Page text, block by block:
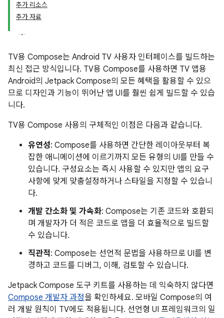
추가 리소스
추가 자료
TV용 Compose는 Android TV 사용자 인터페이스를 빌드하는
최신 접근 방식입니다. TV용 Compose를 사용하면 TV 앱용
Android의 Jetpack Compose의 모든 혜택을 활용할 수 있으
므로 디자인과 기능이 뛰어난 앱 UI를 훨씬 쉽게 빌드할 수 있습
니다.
TV용 Compose 사용의 구체적인 이점은 다음과 같습니다.
유연성: Compose를 사용하면 간단한 레이아웃부터 복
잡한 애니메이션에 이르기까지 모든 유형의 UI를 만들 수
있습니다. 구성요소는 즉시 사용할 수 있지만 앱의 요구
사항에 맞게 맞춤설정하거나 스타일을 지정할 수 있습니
다.
개발 간소화 및 가속화: Compose는 기존 코드와 호환되
며 개발자가 더 적은 코드로 앱을 더 효율적으로 빌드할
수 있습니다.
직관적: Compose는 선언적 문법을 사용하므로 UI를 변
경하고 코드를 디버그, 이해, 검토할 수 있습니다.
Jetpack Compose 도구 키트를 사용하는 데 익숙하지 않다면
Compose 개발자 과정을 확인하세요. 모바일 Compose의 여
러 개발 원칙이 TV에도 적용됩니다. 선언형 UI 프레임워크의 일